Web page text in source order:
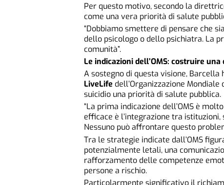
Per questo motivo, secondo la
come una vera priorità di salute
“Dobbiamo smettere di pensare che
dello psicologo o dello psichiatra. La
comunità”.
Le indicazioni dell’OMS: costruire
A sostegno di questa visione,
LiveLife dell’Organizzazione
suicidio una priorità di salute pubblica.
“La prima indicazione dell’OMS è
efficace è l’integrazione tra
Nessuno può affrontare questo
Tra le strategie indicate dall’OMS
potenzialmente letali, una
rafforzamento delle competenze
persone a rischio.
Particolarmente significativo il